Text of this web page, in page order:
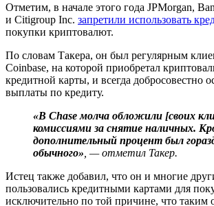
Отметим, в начале этого года JPMorgan,
и Citigroup Inc. запретили использовать
покупки криптовалют.
По словам Такера, он был регулярным
Coinbase, на которой приобретал
кредитной карты, и всегда добросовестно
выплаты по кредиту.
«В Chase молча обложили [своих
комиссиями за снятие наличных.
дополнительный процент был
обычного» , — отметил Такер.
Истец также добавил, что он и многие
пользовались кредитными картами для
исключительно по той причине, что таким